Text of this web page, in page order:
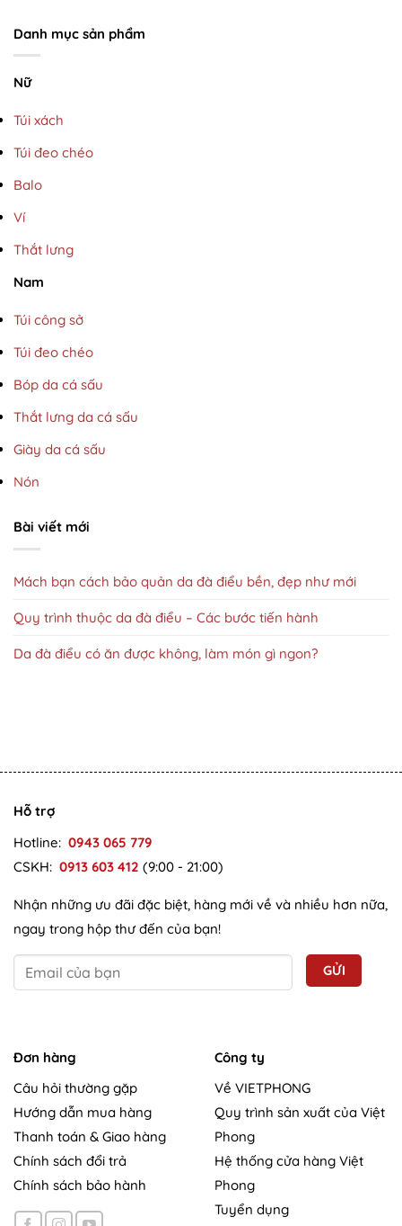
Danh mục sản phẩm
Nữ
Túi xách
Túi đeo chéo
Balo
Ví
Thắt lưng
Nam
Túi công sở
Túi đeo chéo
Bóp da cá sấu
Thắt lưng da cá sấu
Giày da cá sấu
Nón
Bài viết mới
Mách bạn cách bảo quản da đà điểu bền, đẹp như mới
Quy trình thuộc da đà điểu – Các bước tiến hành
Da đà điểu có ăn được không, làm món gì ngon?
Hỗ trợ
Hotline: 0943 065 779
CSKH: 0913 603 412 (9:00 - 21:00)
Nhận những ưu đãi đặc biệt, hàng mới về và nhiều hơn nữa,
ngay trong hộp thư đến của bạn!
Đơn hàng
Câu hỏi thường gặp
Hướng dẫn mua hàng
Thanh toán & Giao hàng
Chính sách đổi trả
Chính sách bảo hành
Công ty
Về VIETPHONG
Quy trình sản xuất của Việt
Phong
Hệ thống cửa hàng Việt
Phong
Tuyển dụng